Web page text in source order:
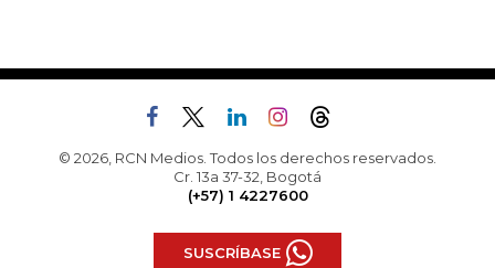
© 2026, RCN Medios. Todos los derechos reservados.
Cr. 13a 37-32, Bogotá
(+57) 1 4227600
SUSCRÍBASE